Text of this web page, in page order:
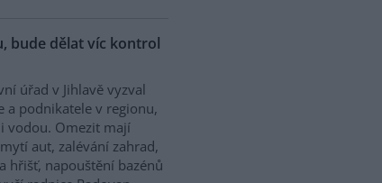
bude dělat víc kontrol
úřad v Jihlavě vyzval
a podnikatele v regionu,
vodou. Omezit mají
aut, zalévání zahrad,
hřišť, napouštění bazénů